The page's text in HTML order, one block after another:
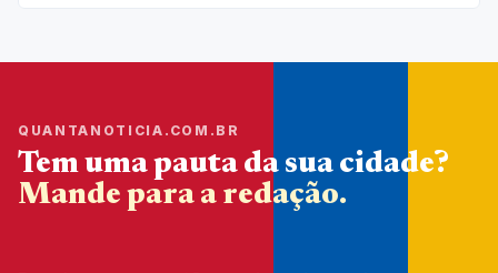
QUANTANOTICIA.COM.BR
Tem uma pauta da sua cidade?
Mande para a redação.